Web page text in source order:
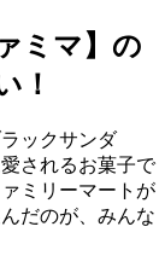
ミマ】の
！
ックサンダ
されるお菓子で
ミリーマートが
だのが、みんな